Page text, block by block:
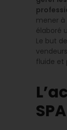
mener à
élaboré
Le but
fluide et